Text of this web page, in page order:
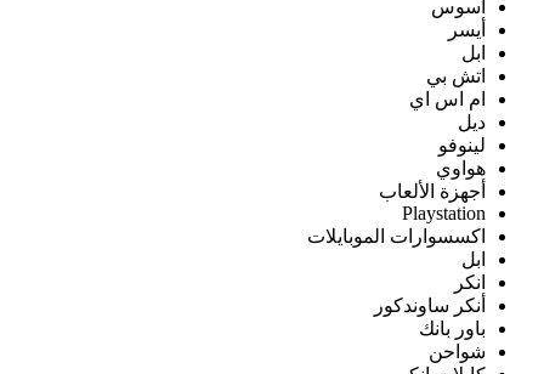
أسوس
أيسر
ابل
اتش بي
ام اس اي
ديل
لينوفو
هواوي
أجهزة الألعاب
Playstation
اكسسوارات الموبايلات
ابل
انكر
أنكر ساوندكور
باور بانك
شواحن